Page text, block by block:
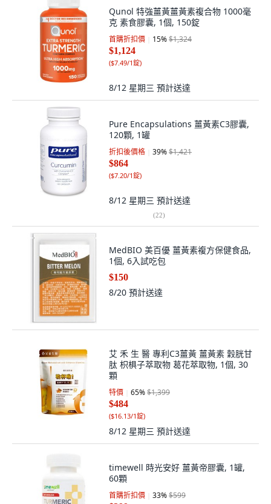
Qunol 特強薑黃薑黃素複合物 1000毫
克 素食膠囊, 1個, 150錠
首購折扣價 15%$1,324
$1,124
($7.49/1錠)
8/12 星期三 預計送達
Pure Encapsulations 薑黃素C3膠囊,
120顆, 1罐
折扣後價格 39%$1,421
$864
($7.20/1錠)
8/12 星期三 預計送達
(22)
MedBIO 美百優 薑黃素複方保健食品,
1個, 6入試吃包
$150
8/20 預計送達
艾 禾 生 醫 專利C3薑黃 薑黃素 穀胱甘
肽 枳椇子萃取物 葛花萃取物, 1個, 30
顆
特價 65%$1,399
$484
($16.13/1錠)
8/12 星期三 預計送達
timewell 時光安好 薑黃帝膠囊, 1罐,
60顆
首購折扣價 33%$599